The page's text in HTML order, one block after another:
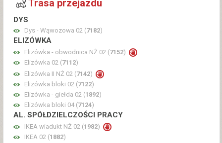
Trasa przejazdu
DYS
Dys - Wąwozowa 02 (7182)
ELIZÓWKA
Elizówka - obwodnica NŻ 02 (7152)
Elizówka 02 (7112)
Elizówka II NŻ 02 (7142)
Elizówka bloki 02 (7122)
Elizówka - giełda 02 (1892)
Elizówka bloki 04 (7124)
AL. SPÓŁDZIELCZOŚCI PRACY
IKEA wiadukt NŻ 02 (1982)
IKEA 02 (1882)